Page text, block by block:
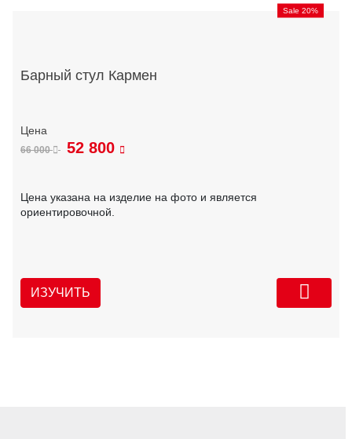
Sale 20%
Барный стул Кармен
66 000 52 800
Цена указана на изделие на фото и является
ориентировочной.
ИЗУЧИТЬ